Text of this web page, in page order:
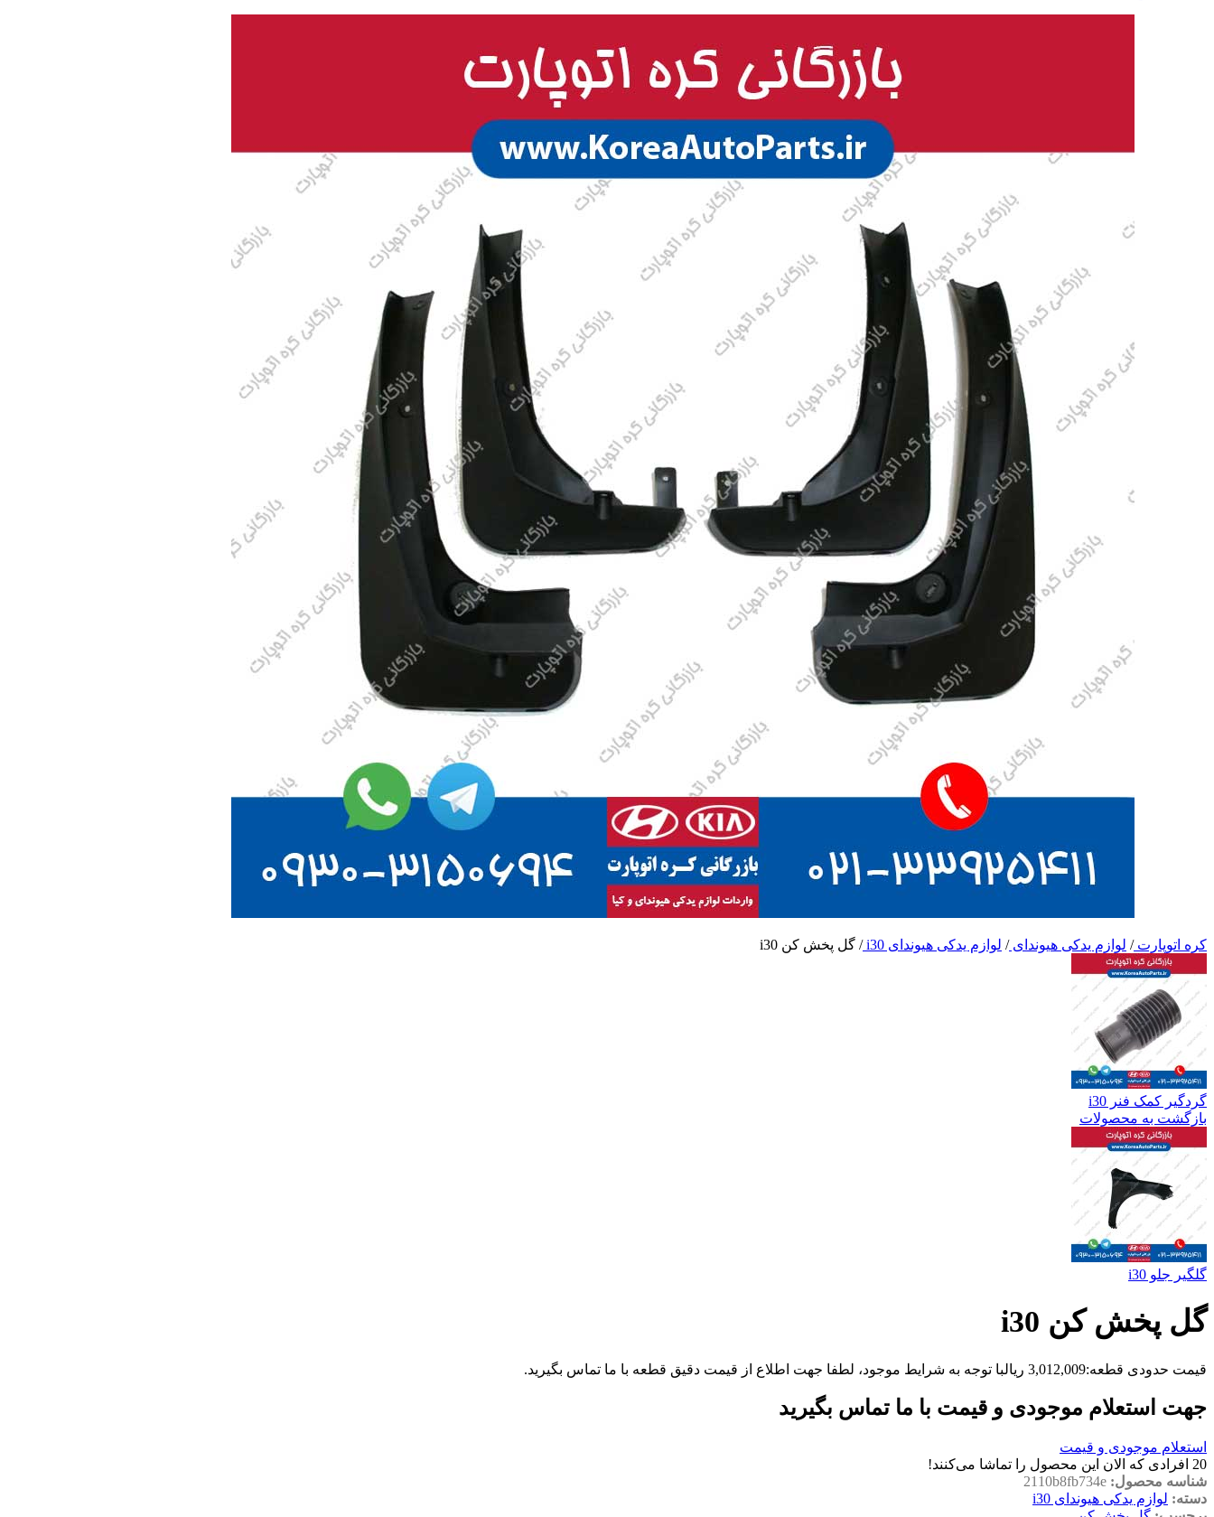
کره اتوپارت/ لوازم یدکی هیوندای/ لوازم یدکی هیوندای i30 / گل پخش کن i30
گردگیر کمک فنر i30
بازگشت به محصولات
گلگیر جلو i30
گل پخش کن i30
قیمت حدودی قطعه:3,012,009 ریالبا توجه به شرایط موجود، لطفا جهت اطلاع از قیمت دقیق قطعه با ما تماس بگیرید.
جهت استعلام موجودی و قیمت با ما تماس بگیرید
استعلام موجودی و قیمت
20 افرادی که الان این محصول را تماشا می‌کنند!
شناسه محصول: 2110b8fb734e
دسته: لوازم یدکی هیوندای i30